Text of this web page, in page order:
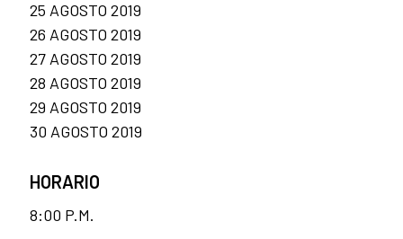
25 AGOSTO 2019
26 AGOSTO 2019
27 AGOSTO 2019
28 AGOSTO 2019
29 AGOSTO 2019
30 AGOSTO 2019
HORARIO
8:00 P.M.